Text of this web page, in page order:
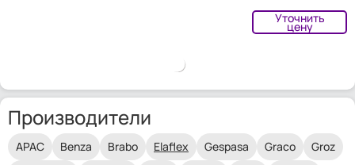
Уточнить
цену
Производители
APAC Benza Brabo Elaflex Gespasa Graco
Groz